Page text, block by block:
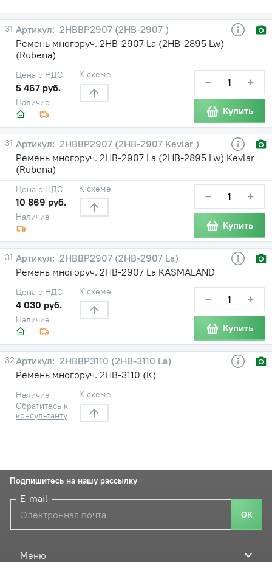
31
2HBBP2907 (2НВ-2907 )
Ремень многоруч. 2НВ-2907 La (2НВ-2895 Lw)
(Rubena)
Наличие
Цена с НДС
5 467 руб.
К схеме − +
Купить
31
2HBBP2907 (2НВ-2907 Kevlar )
Ремень многоруч. 2НВ-2907 La (2НВ-2895 Lw) Kevlar
(Rubena)
Наличие
Цена с НДС
10 869 руб.
К схеме − +
Купить
31
2HBBP2907 (2НВ-2907 La)
Ремень многоруч. 2НВ-2907 La KASMALAND
Наличие
Цена с НДС
4 030 руб.
К схеме − +
Купить
32
2HBBP3110 (2НВ-3110 La)
Ремень многоруч. 2НВ-3110 (К)
Наличие
Обратитесь к
консультанту
К схеме
Меню
Подпишитесь на нашу рассылку
E-mail
ОК